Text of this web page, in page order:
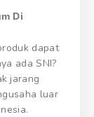
Di
dapat
ada SNI?
jarang
luar